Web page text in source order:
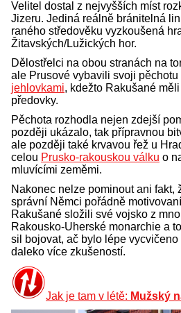
Velitel dostal z nejvyšších míst
Jizeru. Jediná reálně bránitelná
raného středověku vyzkoušená
Žitavských/Lužických hor.
Dělostřelci na obou stranách na
ale Prusové vybavili svoji pěchotu
jehlovkami, kdežto Rakušané
předovky.
Pěchota rozhodla nejen zdejší
později ukázalo, tak přípravnou
ale později také krvavou řež u
celou Prusko-rakouskou válku o
mluvícími zeměmi.
Nakonec nelze pominout ani fakt,
správní Němci pořádně
Rakušané složili své vojsko z
Rakousko-Uherské monarchie a
sil bojovat, ač bylo lépe
daleko více zkušeností.
Jak je tam v létě: Mužský